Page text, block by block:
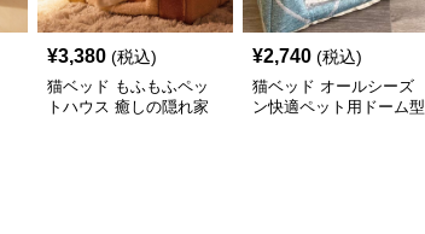
¥3,380 (税込)
猫ベッド もふもふペッ
トハウス 癒しの隠れ家
¥2,740 (税込)
猫ベッド オールシーズ
ン快適ペット用ドーム型